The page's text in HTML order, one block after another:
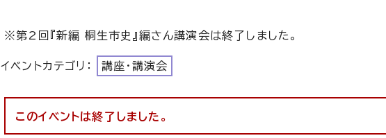
※第2回『新編 桐生市史』編さん講演会は終了しました。
イベントカテゴリ： 講座・講演会
このイベントは終了しました。